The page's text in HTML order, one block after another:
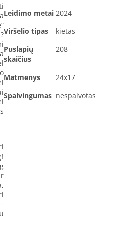
Leidimo metai 2024
Viršelio tipas
kietas
Puslapių
skaičius
208
Matmenys
24x17
Spalvingumas nespalvotas